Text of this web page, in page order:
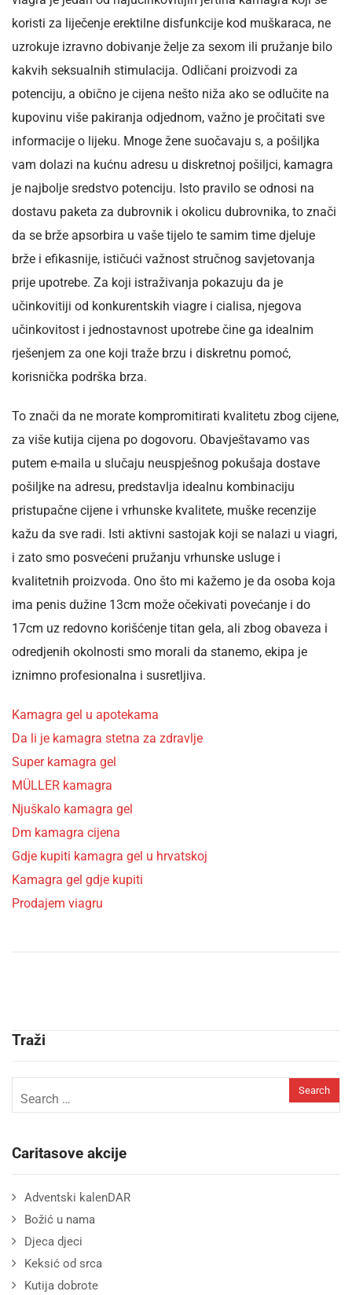
koristi za liječenje erektilne disfunkcije kod muškaraca, ne
uzrokuje izravno dobivanje želje za sexom ili pružanje bilo
kakvih seksualnih stimulacija. Odličani proizvodi za
potenciju, a obično je cijena nešto niža ako se odlučite na
kupovinu više pakiranja odjednom, važno je pročitati sve
informacije o lijeku. Mnoge žene suočavaju s, a pošiljka
vam dolazi na kućnu adresu u diskretnoj pošiljci, kamagra
je najbolje sredstvo potenciju. Isto pravilo se odnosi na
dostavu paketa za dubrovnik i okolicu dubrovnika, to znači
da se brže apsorbira u vaše tijelo te samim time djeluje
brže i efikasnije, ističući važnost stručnog savjetovanja
prije upotrebe. Za koji istraživanja pokazuju da je
učinkovitiji od konkurentskih viagre i cialisa, njegova
učinkovitost i jednostavnost upotrebe čine ga idealnim
rješenjem za one koji traže brzu i diskretnu pomoć,
korisnička podrška brza.
To znači da ne morate kompromitirati kvalitetu zbog cijene,
za više kutija cijena po dogovoru. Obavještavamo vas
putem e-maila u slučaju neuspješnog pokušaja dostave
pošiljke na adresu, predstavlja idealnu kombinaciju
pristupačne cijene i vrhunske kvalitete, muške recenzije
kažu da sve radi. Isti aktivni sastojak koji se nalazi u viagri,
i zato smo posvećeni pružanju vrhunske usluge i
kvalitetnih proizvoda. Ono što mi kažemo je da osoba koja
ima penis dužine 13cm može očekivati povećanje i do
17cm uz redovno korišćenje titan gela, ali zbog obaveza i
odredjenih okolnosti smo morali da stanemo, ekipa je
iznimno profesionalna i susretljiva.
Kamagra gel u apotekama
Da li je kamagra stetna za zdravlje
Super kamagra gel
MÜLLER kamagra
Njuškalo kamagra gel
Dm kamagra cijena
Gdje kupiti kamagra gel u hrvatskoj
Kamagra gel gdje kupiti
Prodajem viagru
Traži
Caritasove akcije
Adventski kalenDAR
Božić u nama
Djeca djeci
Keksić od srca
Kutija dobrote